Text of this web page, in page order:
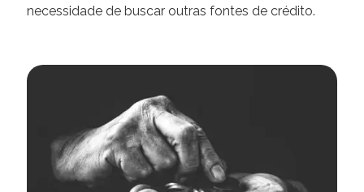
necessidade de buscar outras fontes de crédito.